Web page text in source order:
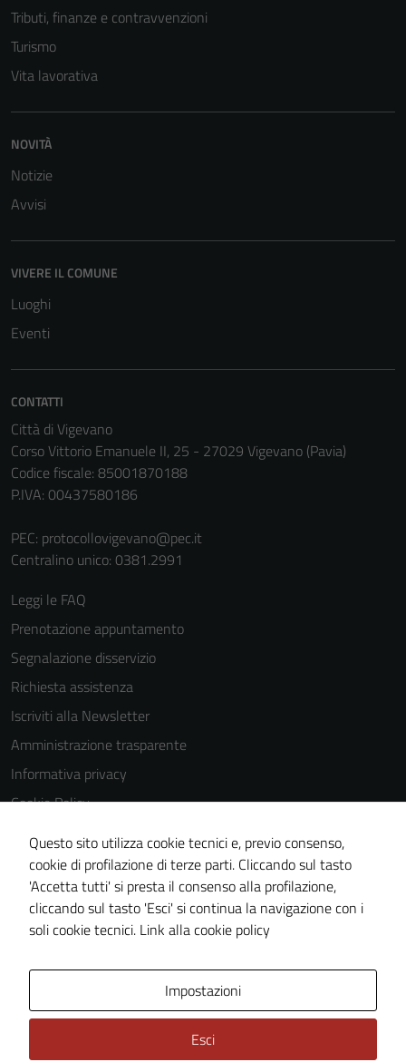
Tributi, finanze e contravvenzioni
Turismo
Vita lavorativa
NOVITÀ
Notizie
Avvisi
VIVERE IL COMUNE
Luoghi
Eventi
CONTATTI
Città di Vigevano
Corso Vittorio Emanuele II, 25 - 27029 Vigevano (Pavia)
Codice fiscale: 85001870188
P.IVA: 00437580186
PEC: protocollovigevano@pec.it
Centralino unico: 0381.2991
Leggi le FAQ
Prenotazione appuntamento
Segnalazione disservizio
Richiesta assistenza
Iscriviti alla Newsletter
Amministrazione trasparente
Informativa privacy
Cookie Policy
Media policy
Note legali
Dichiarazione di accessibilità
Piano di miglioramento del sito
Questo sito utilizza cookie tecnici e, previo consenso,
cookie di profilazione di terze parti. Cliccando sul tasto
'Accetta tutti' si presta il consenso alla profilazione,
cliccando sul tasto 'Esci' si continua la navigazione con i
soli cookie tecnici. Link alla cookie policy
Impostazioni
Esci